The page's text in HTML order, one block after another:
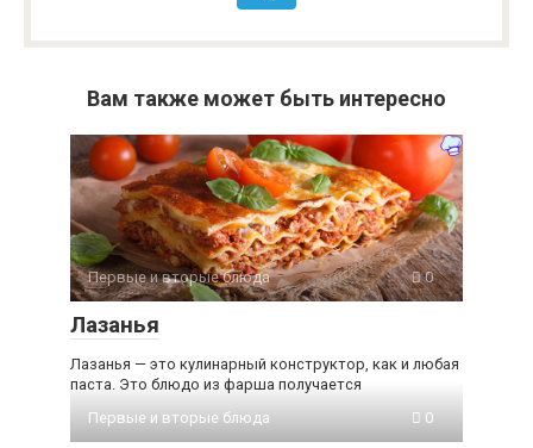
Вам также может быть интересно
Первые и вторые блюда 0
Лазанья
Лазанья — это кулинарный конструктор, как и любая
паста. Это блюдо из фарша получается
Первые и вторые блюда
0